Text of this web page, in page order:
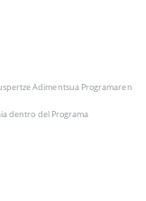
Adimentsua Programaren
dentro del Programa